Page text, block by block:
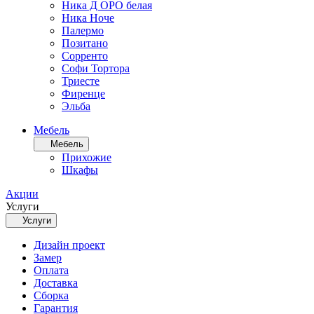
Ника Д ОРО белая
Ника Ноче
Палермо
Позитано
Сорренто
Софи Тортора
Триесте
Фиренце
Эльба
Мебель
Мебель
Прихожие
Шкафы
Акции
Услуги
Услуги
Дизайн проект
Замер
Оплата
Доставка
Сборка
Гарантия